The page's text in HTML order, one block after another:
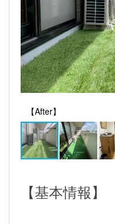
【After】
【基本情報】